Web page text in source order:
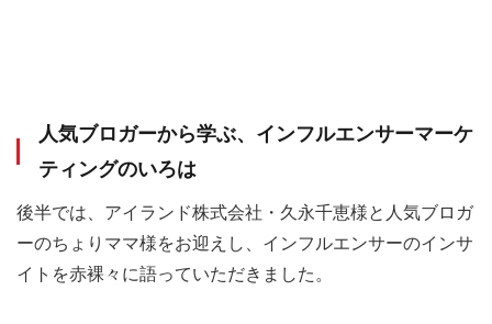
人気ブロガーから学ぶ、インフルエンサーマーケ
ティングのいろは
後半では、アイランド株式会社・久永千恵様と人気ブロガ
ーのちょりママ様をお迎えし、インフルエンサーのインサ
イトを赤裸々に語っていただきました。